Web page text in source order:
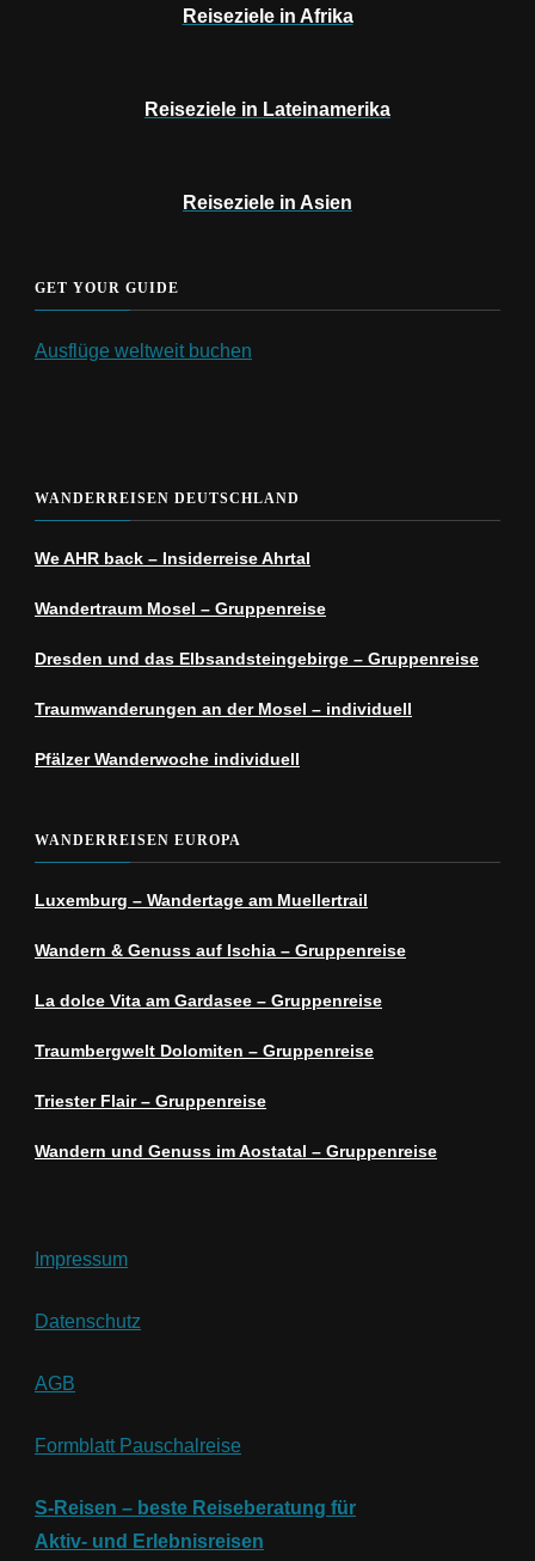
Reiseziele in Afrika
Reiseziele in Lateinamerika
Reiseziele in Asien
GET YOUR GUIDE
Ausflüge weltweit buchen
WANDERREISEN DEUTSCHLAND
We AHR back – Insiderreise Ahrtal
Wandertraum Mosel – Gruppenreise
Dresden und das Elbsandsteingebirge – Gruppenreise
Traumwanderungen an der Mosel – individuell
Pfälzer Wanderwoche individuell
WANDERREISEN EUROPA
Luxemburg – Wandertage am Muellertrail
Wandern & Genuss auf Ischia – Gruppenreise
La dolce Vita am Gardasee – Gruppenreise
Traumbergwelt Dolomiten – Gruppenreise
Triester Flair – Gruppenreise
Wandern und Genuss im Aostatal – Gruppenreise
Impressum
Datenschutz
AGB
Formblatt Pauschalreise
S-Reisen – beste Reiseberatung für
Aktiv- und Erlebnisreisen